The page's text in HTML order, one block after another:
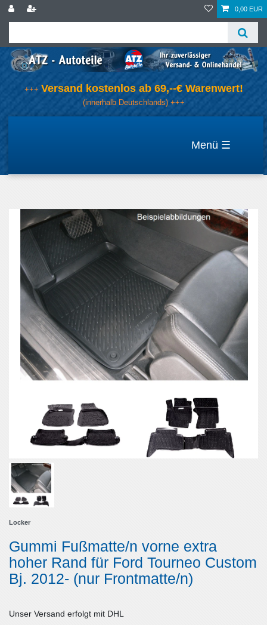
0,00 EUR
+++ Versand kostenlos ab 69,--€ Warenwert!
(innerhalb Deutschlands) +++
☰
Locker
Gummi Fußmatte/n vorne extra
hoher Rand für Ford Tourneo Custom
Bj. 2012- (nur Frontmatte/n)
Unser Versand erfolgt mit DHL